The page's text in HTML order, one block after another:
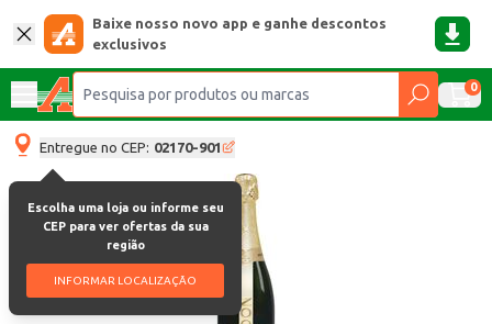
Baixe nosso novo app e ganhe descontos
exclusivos
0
Entregue no CEP: 02170-901
Escolha uma loja ou informe seu
CEP para ver ofertas da sua
região
INFORMAR LOCALIZAÇÃO